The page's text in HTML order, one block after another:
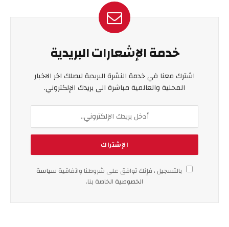
خدمة الإشعارات البريدية
اشترك معنا في خدمة النشرة البريدية ليصلك اخر الاخبار
المحلية والعالمية مباشرة الى بريدك الإلكتروني.
بالتسجيل ، فإنك توافق على شروطنا واتفاقية سياسة
الخصوصية الخاصة بنا.